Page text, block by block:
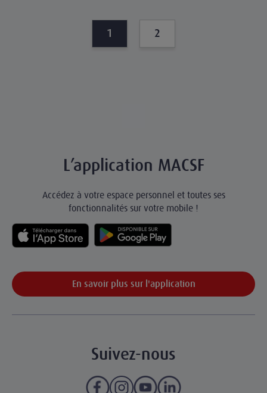
1 2
L’application MACSF
Accédez à votre espace personnel et toutes ses
fonctionnalités sur votre mobile !
En savoir plus sur l'application
Suivez-nous